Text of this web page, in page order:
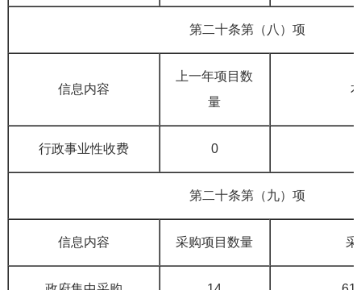
第二十条第（八）项
信息内容
上一年项目数
量
行政事业性收费 0
第二十条第（九）项
信息内容 采购项目数量